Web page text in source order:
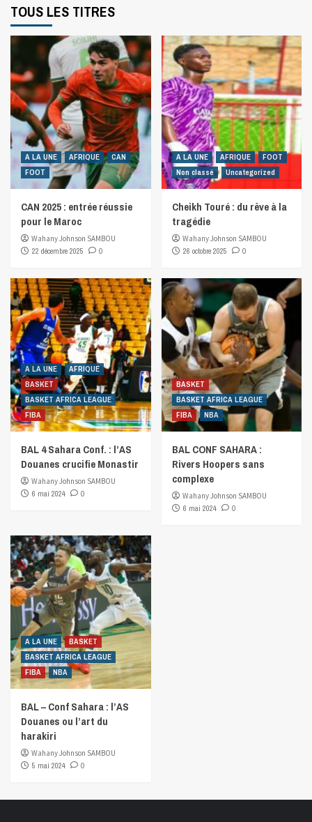
TOUS LES TITRES
A LA UNE AFRIQUE
CAN
FOOT
CAN 2025 : entrée réussie
pour le Maroc
Wahany Johnson SAMBOU
22 décembre 2025
0
A LA UNE AFRIQUE
FOOT
Non classé
Uncategorized
Cheikh Touré : du rêve à la
tragédie
Wahany Johnson SAMBOU
26 octobre 2025
0
A LA UNE
AFRIQUE
BASKET
BASKET AFRICA LEAGUE
FIBA
BAL 4 Sahara Conf. : l’AS
Douanes crucifie Monastir
Wahany Johnson SAMBOU
6 mai 2024
0
BASKET
BASKET AFRICA LEAGUE
FIBA
NBA
BAL CONF SAHARA :
Rivers Hoopers sans
complexe
Wahany Johnson SAMBOU
6 mai 2024
0
A LA UNE
BASKET
BASKET AFRICA LEAGUE
FIBA
NBA
BAL – Conf Sahara : l’AS
Douanes ou l’art du
harakiri
Wahany Johnson SAMBOU
5 mai 2024
0